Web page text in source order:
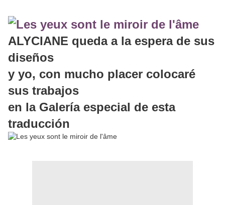
ALYCIANE queda a la espera de sus
diseños
y yo, con mucho placer colocaré
sus trabajos
en la Galería especial de esta
traducción